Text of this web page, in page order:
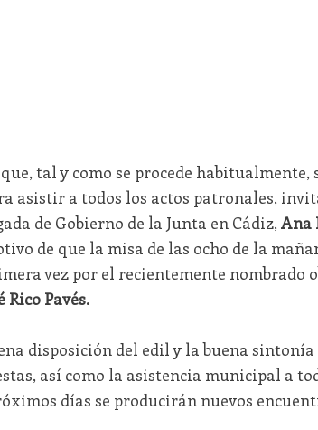
tal y como se procede habitualmente,
asistir a todos los actos patronales,
de Gobierno de la Junta en Cádiz, Ana
de que la misa de las ocho de la
vez por el recientemente nombrado
Rico Pavés.
disposición del edil y la buena
así como la asistencia municipal a
días se producirán nuevos